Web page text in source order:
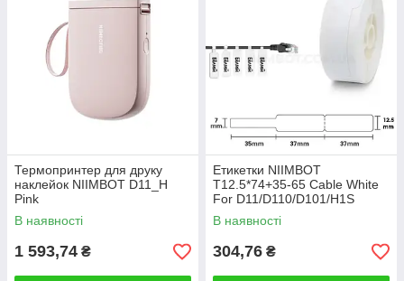
Термопринтер для друку
наклейок NIIMBOT D11_H
Pink
В наявності
1 593,74 ₴
Етикетки NIIMBOT
T12.5*74+35-65 Cable White
For D11/D110/D101/H1S
(A2K18638601)
В наявності
304,76 ₴